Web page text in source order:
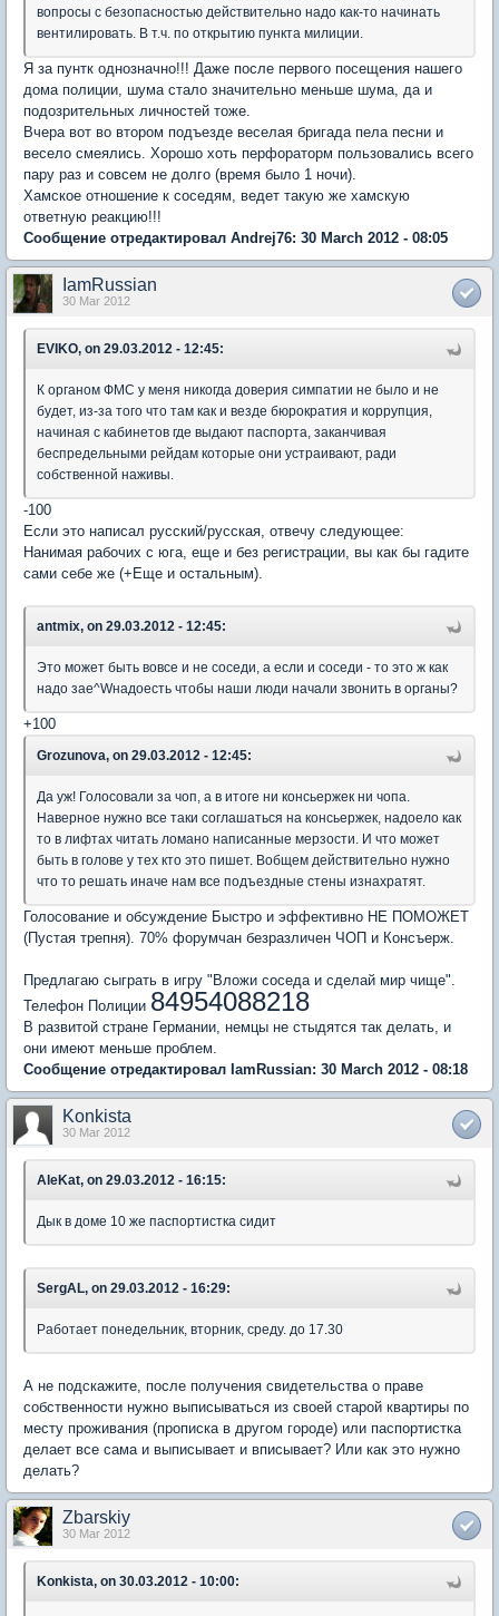
вопросы с безопасностью действительно надо как-то начинать
вентилировать. В т.ч. по открытию пункта милиции.
Я за пунтк однозначно!!! Даже после первого посещения нашего
дома полиции, шума стало значительно меньше шума, да и
подозрительных личностей тоже.
Вчера вот во втором подъезде веселая бригада пела песни и
весело смеялись. Хорошо хоть перфораторм пользовались всего
пару раз и совсем не долго (время было 1 ночи).
Хамское отношение к соседям, ведет такую же хамскую
ответную реакцию!!!
Сообщение отредактировал Andrej76: 30 March 2012 - 08:05
IamRussian
30 Mar 2012
EVIKO, on 29.03.2012 - 12:45:
К органом ФМС у меня никогда доверия симпатии не было и не
будет, из-за того что там как и везде бюрократия и коррупция,
начиная с кабинетов где выдают паспорта, заканчивая
беспредельными рейдам которые они устраивают, ради
собственной наживы.
-100
Если это написал русский/русская, отвечу следующее:
Нанимая рабочих с юга, еще и без регистрации, вы как бы гадите
сами себе же (+Еще и остальным).
antmix, on 29.03.2012 - 12:45:
Это может быть вовсе и не соседи, а если и соседи - то это ж как
надо зае^Wнадоесть чтобы наши люди начали звонить в органы?
+100
Grozunova, on 29.03.2012 - 12:45:
Да уж! Голосовали за чоп, а в итоге ни консьержек ни чопа.
Наверное нужно все таки соглашаться на консьержек, надоело как
то в лифтах читать ломано написанные мерзости. И что может
быть в голове у тех кто это пишет. Вобщем действительно нужно
что то решать иначе нам все подъездные стены изнахратят.
Голосование и обсуждение Быстро и эффективно НЕ ПОМОЖЕТ
(Пустая трепня). 70% форумчан безразличен ЧОП и Консъерж.
Предлагаю сыграть в игру "Вложи соседа и сделай мир чище".
Телефон Полиции 84954088218
В развитой стране Германии, немцы не стыдятся так делать, и
они имеют меньше проблем.
Сообщение отредактировал IamRussian: 30 March 2012 - 08:18
Konkista
30 Mar 2012
AleKat, on 29.03.2012 - 16:15:
Дык в доме 10 же паспортистка сидит
SergAL, on 29.03.2012 - 16:29:
Работает понедельник, вторник, среду. до 17.30
А не подскажите, после получения свидетельства о праве
собственности нужно выписываться из своей старой квартиры по
месту проживания (прописка в другом городе) или паспортистка
делает все сама и выписывает и вписывает? Или как это нужно
делать?
Zbarskiy
30 Mar 2012
Konkista, on 30.03.2012 - 10:00: